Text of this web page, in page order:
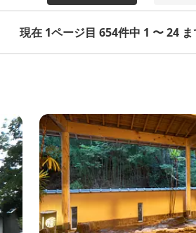
現在 1ページ目 654件中 1 〜 24